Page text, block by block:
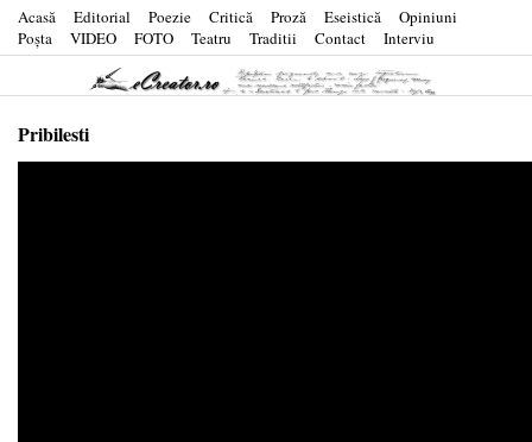
Acasă Editorial Poezie Critică Proză Eseistică
Opiniuni
Poşta
VIDEO FOTO Teatru Traditii Contact Interviu
Pribilesti